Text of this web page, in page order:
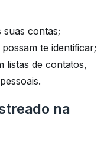
suas contas;
te identificar;
listas de contatos,
na